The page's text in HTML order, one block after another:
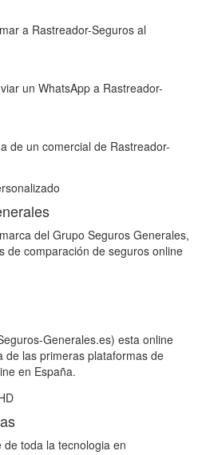
a Rastreador-Seguros al
un WhatsApp a Rastreador-
de un comercial de Rastreador-
del Grupo Seguros Generales,
de comparación de seguros online
Generales.es) esta online
de las primeras plataformas de
en España.
toda la tecnologia en